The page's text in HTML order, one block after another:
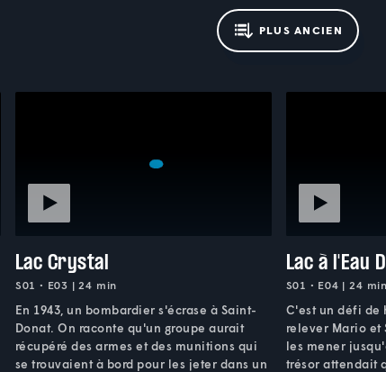
PLUS ANCIEN
Lac Crystal
S01 • E03 | 24 min
En 1943, un bombardier s'écrase à Saint-
Donat. On raconte qu'un groupe aurait
récupéré des armes et des munitions qui
se trouvaient à bord pour les jeter dans un
Lac à l'Eau
S01 • E04 | 24
C'est un défi de
relever Mario et
les mener
trésor attendait